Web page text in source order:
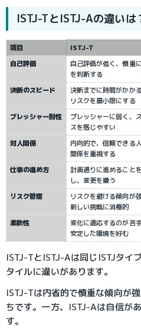
ISTJ-TとISTJ-Aの違いは
項目 ISTJ-T
自己評価
自己評価が低く、慎重
を判断する
決断のスピード
決断までに時間がかかる
リスクを最小限にする
プレッシャー耐性
プレッシャーに弱く、
スを感じやすい
対人関係
内向的で、信頼できる
関係を重視する
仕事の進め方
計画通りに進めること
し、変更を嫌う
リスク管理
リスクを避ける傾向が強
新しい挑戦に消極的
柔軟性
変化に適応するのが苦手
安定した環境を好む
ISTJ-TとISTJ-Aは同じISTJタイ
タイルに違いがあります。
ISTJ-Tは内省的で慎重な傾向が
ちです。一方、ISTJ-Aは自信が
す。